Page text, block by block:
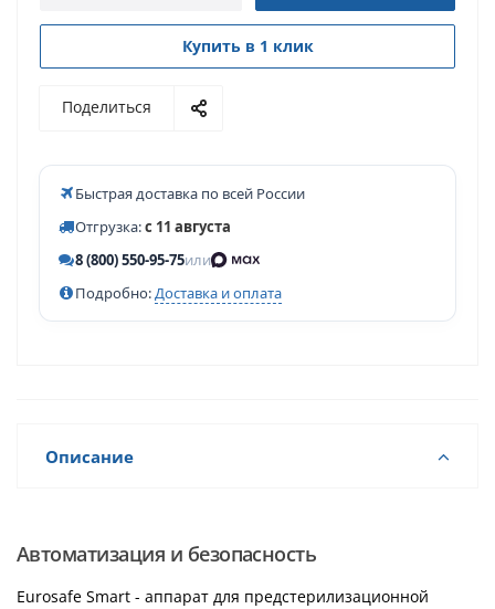
Купить в 1 клик
Поделиться
Быстрая доставка по всей России
Отгрузка:с 11 августа
8 (800) 550-95-75или
Подробно:Доставка и оплата
Описание
Автоматизация и безопасность
Eurosafe Smart - аппарат для предстерилизационной